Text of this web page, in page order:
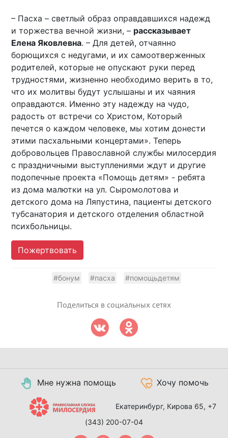
– Пасха – светлый образ оправдавшихся надежд
и торжества вечной жизни, – рассказывает
Елена Яковлевна. – Для детей, отчаянно
борющихся с недугами, и их самоотверженных
родителей, которые не опускают руки перед
трудностями, жизненно необходимо верить в то,
что их молитвы будут услышаны и их чаяния
оправдаются. Именно эту надежду на чудо,
радость от встречи со Христом, Который
печется о каждом человеке, мы хотим донести
этими пасхальными концертами». Теперь
добровольцев Православной службы милосердия
с праздничными выступлениями ждут и другие
подопечные проекта «Помощь детям» - ребята
из дома малютки на ул. Сыромолотова и
детского дома на Ляпустина, пациенты детского
тубсанатория и детского отделения областной
психбольницы.
Пожертвовать
#бонум #пасха #помощьдетям
Поделиться в социальных сетях
Мне нужна помощь Хочу помочь
Екатеринбург, Кирова 65, +7
(343) 200-07-04